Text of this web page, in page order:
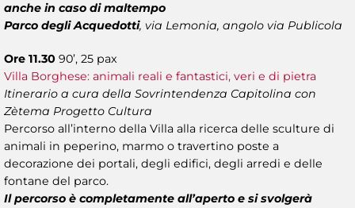
anche in caso di maltempo
Parco degli Acquedotti, via Lemonia, angolo via Publicola
Ore 11.30 90’, 25 pax
Villa Borghese: animali reali e fantastici, veri e di pietra
Itinerario a cura della Sovrintendenza Capitolina con
Zètema Progetto Cultura
Percorso all’interno della Villa alla ricerca delle sculture di
animali in peperino, marmo o travertino poste a
decorazione dei portali, degli edifici, degli arredi e delle
fontane del parco.
Il percorso è completamente all’aperto e si svolgerà